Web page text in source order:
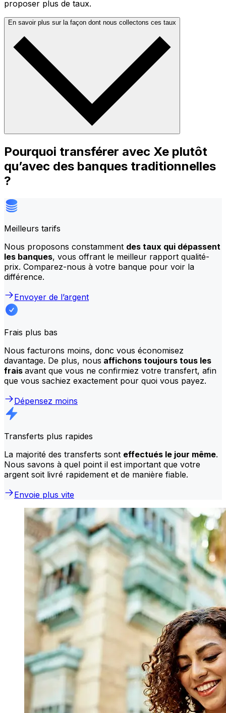
proposer plus de taux.
En savoir plus sur la façon dont nous collectons ces taux
Pourquoi transférer avec Xe plutôt
qu’avec des banques traditionnelles
?
Meilleurs tarifs
Nous proposons constamment des taux qui dépassent
les banques, vous offrant le meilleur rapport qualité-
prix. Comparez-nous à votre banque pour voir la
différence.
Envoyer de l’argent
Frais plus bas
Nous facturons moins, donc vous économisez
davantage. De plus, nous affichons toujours tous les
frais avant que vous ne confirmiez votre transfert, afin
que vous sachiez exactement pour quoi vous payez.
Dépensez moins
Transferts plus rapides
La majorité des transferts sont effectués le jour même.
Nous savons à quel point il est important que votre
argent soit livré rapidement et de manière fiable.
Envoie plus vite